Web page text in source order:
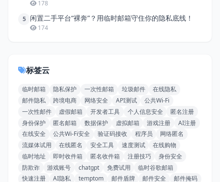
178
5 闲置二手平台“裸奔”？用临时邮箱守住你的隐私底线！
174
标签云
临时邮箱 隐私保护 一次性邮箱 垃圾邮件
在线隐私
邮件隐私
跨境电商 网络安全 API测试
公共Wi-Fi
一次性邮件
虚假邮箱 开发者工具 个人信息安全
匿名注册
身份保护
匿名邮箱 数据保护 虚拟邮箱 游戏注册
AI注册
在线安全
公共Wi-Fi安全 验证码接收 程序员
网络匿名
流媒体试用
在线匿名 安全工具 速度测试
在线购物
临时地址
即时收件箱 匿名收件箱 注册技巧
身份安全
防欺诈
游戏账号 chatgpt 免费试用
临时谷歌邮箱
快速注册
AI隐私 temptom 邮件盾牌 邮件安全 邮件掩码